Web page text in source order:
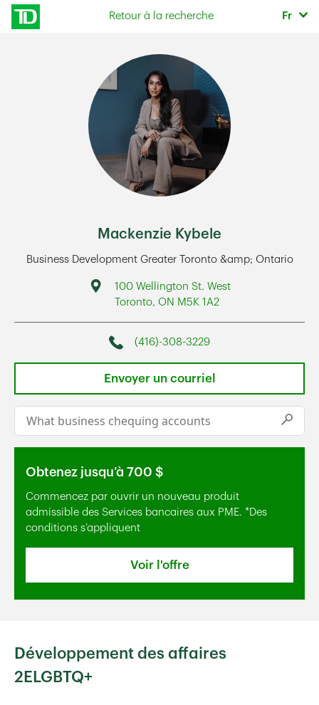
Skip to content
Retour à la recherche Fr
Mackenzie Kybele
Business Development Greater Toronto &amp; Ontario
Address
100 Wellington St. West
Toronto, ON M5K 1A2
Phone
(416)-308-3229
Envoyer un courriel
Conduct a search
Submit
Obtenez jusqu’à 700 $
Commencez par ouvrir un nouveau produit
admissible des Services bancaires aux PME. *Des
conditions s’appliquent
Voir l'offre
Développement des affaires
2ELGBTQ+